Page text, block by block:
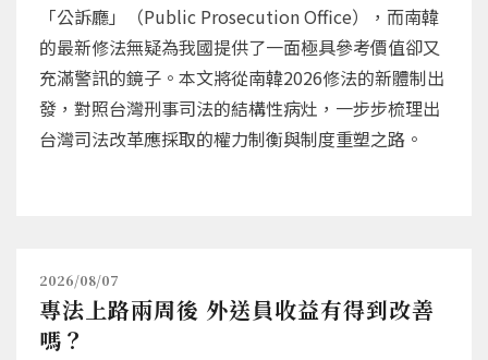
「公訴廳」（Public Prosecution Office），而南韓
的最新修法無疑為我國提供了一面極具參考價值卻又
充滿警訊的鏡子。本文將從南韓2026修法的新體制出
發，對照台灣刑事司法的結構性病灶，一步步梳理出
台灣司法改革應採取的權力制衡與制度重塑之路。
2026/08/07
專法上路兩周後 外送員收益有得到改善
嗎？